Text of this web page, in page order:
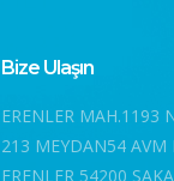
Bize Ulaşın
ERENLER MAH.1193
213 MEYDAN54
ERENLER 54200